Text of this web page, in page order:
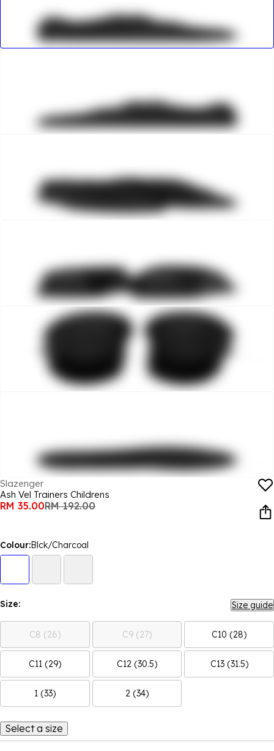
Slazenger
Ash Vel Trainers Childrens
RM 35.00RM 192.00
Colour:Blck/Charcoal
Size: Size guide
C8 (26) C9 (27) C10 (28)
C11 (29) C12 (30.5) C13 (31.5)
1 (33) 2 (34)
Select a size